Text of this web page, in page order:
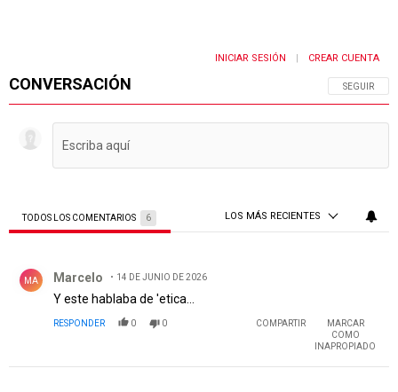
CONVERSACIÓN SIGA ESTA
SEGUIR
INICIAR SESIÓN CREAR CUENTA
TODOS LOS COMENTARIOS 6 LOS MÁS RECIENTES
MA Marcelo 14 DE JUNIO DE 2026
Y este hablaba de 'etica...
RESPONDER 0 0 COMPARTIR
MARCAR
COMO
INAPROPIADO